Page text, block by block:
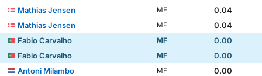
Mathias Jensen
MF
0.04
Mathias Jensen
MF
0.04
Fabio Carvalho
MF
0.00
Fabio Carvalho
MF
0.00
Antoni Milambo
MF
0.00